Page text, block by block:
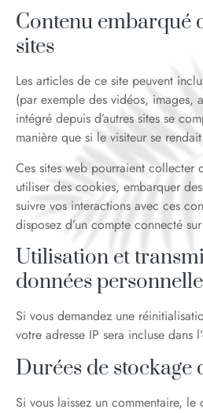
Contenu embarqué
sites
Les articles de ce site peuvent
(par exemple des vidéos, images,
intégré depuis d’autres sites se
manière que si le visiteur se
Ces sites web pourraient collecter
utiliser des cookies, embarquer
suivre vos interactions avec ces
disposez d’un compte connecté
Utilisation et
données
Si vous demandez une
votre adresse IP sera incluse dans
Durées de stockage
Si vous laissez un commentaire, le